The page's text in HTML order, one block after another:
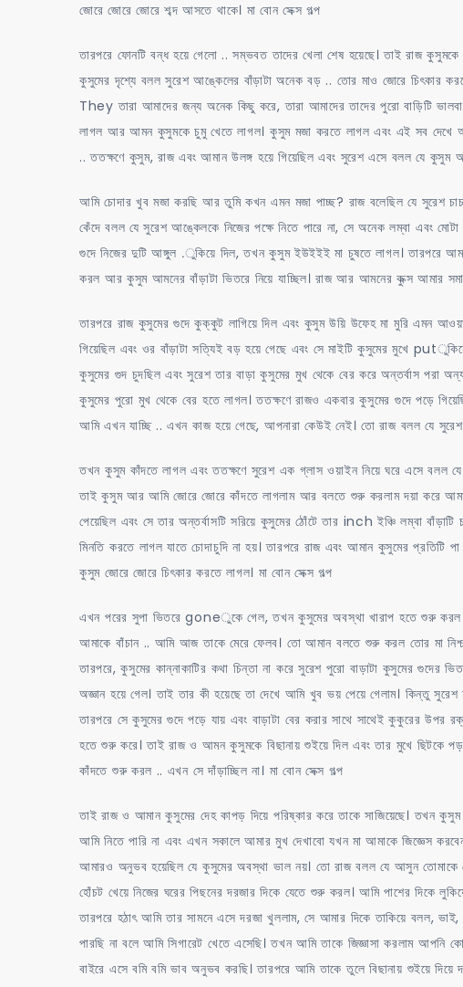
জোরে জোরে জোরে শব্দ আসতে থাকে। মা বোন সেক্স গল্প
তারপরে ফোনটি বন্ধ হয়ে গেলো .. সম্ভবত তাদের খেলা শেষ হয়েছে। তাই রাজ
কুসুমের দৃশ্যে বলল সুরেশ আঙ্কেলের বাঁড়াটা অনেক বড় .. তোর মাও জোরে চিৎকার
They তারা আমাদের জন্য অনেক কিছু করে, তারা আমাদের তাদের পুরো বাড়িটি
লাগল আর আমন কুসুমকে চুমু খেতে লাগল। কুসুম মজা করতে লাগল এবং এই সব দেখে
.. ততক্ষণে কুসুম, রাজ এবং আমান উলঙ্গ হয়ে গিয়েছিল এবং সুরেশ এসে বলল যে কুসুম
আমি চোদার খুব মজা করছি আর তুমি কখন এমন মজা পাচ্ছ? রাজ বলেছিল যে সুরেশ
কেঁদে বলল যে সুরেশ আঙ্কেলকে নিজের পক্ষে নিতে পারে না, সে অনেক লম্বা এবং
গুদে নিজের দুটি আঙ্গুল .ুকিয়ে দিল, তখন কুসুম ইউইইই মা চুষতে লাগল। তারপরে
করল আর কুসুম আমনের বাঁড়াটা ভিতরে নিয়ে যাচ্ছিল। রাজ আর আমনের কুক্স আমার
তারপরে রাজ কুসুমের গুদে কুক্কুট লাগিয়ে দিল এবং কুসুম উয়ি উফেহ মা মুরি এমন
গিয়েছিল এবং ওর বাঁড়াটা সত্যিই বড় হয়ে গেছে এবং সে মাইটি কুসুমের মুখে
কুসুমের গুদ চুদছিল এবং সুরেশ তার বাড়া কুসুমের মুখ থেকে বের করে অন্তর্বাস পরা
কুসুমের পুরো মুখ থেকে বের হতে লাগল। ততক্ষণে রাজও একবার কুসুমের গুদে পড়ে
আমি এখন যাচ্ছি .. এখন কাজ হয়ে গেছে, আপনারা কেউই নেই। তো রাজ বলল যে
তখন কুসুম কাঁদতে লাগল এবং ততক্ষণে সুরেশ এক গ্লাস ওয়াইন নিয়ে ঘরে এসে
তাই কুসুম আর আমি জোরে জোরে কাঁদতে লাগলাম আর বলতে শুরু করলাম দয়া করে
পেয়েছিল এবং সে তার অন্তর্বাসটি সরিয়ে কুসুমের ঠোঁটে তার inch ইঞ্চি লম্বা
মিনতি করতে লাগল যাতে চোদাচুদি না হয়। তারপরে রাজ এবং আমান কুসুমের
কুসুম জোরে জোরে চিৎকার করতে লাগল। মা বোন সেক্স গল্প
এখন পরের সুপা ভিতরে goneুকে গেল, তখন কুসুমের অবস্থা খারাপ হতে শুরু করল
আমাকে বাঁচান .. আমি আজ তাকে মেরে ফেলব। তো আমান বলতে শুরু করল তোর মা
তারপরে, কুসুমের কান্নাকাটির কথা চিন্তা না করে সুরেশ পুরো বাড়াটা কুসুমের
অজ্ঞান হয়ে গেল। তাই তার কী হয়েছে তা দেখে আমি খুব ভয় পেয়ে গেলাম। কিন্তু
তারপরে সে কুসুমের গুদে পড়ে যায় এবং বাড়াটা বের করার সাথে সাথেই কুকুরের
হতে শুরু করে। তাই রাজ ও আমন কুসুমকে বিছানায় শুইয়ে দিল এবং তার মুখে ছিটকে
কাঁদতে শুরু করল .. এখন সে দাঁড়াচ্ছিল না। মা বোন সেক্স গল্প
তাই রাজ ও আমান কুসুমের দেহ কাপড় দিয়ে পরিষ্কার করে তাকে সাজিয়েছে। তখন
আমি নিতে পারি না এবং এখন সকালে আমার মুখ দেখাবো যখন মা আমাকে জিজ্ঞেস
আমারও অনুভব হয়েছিল যে কুসুমের অবস্থা ভাল নয়। তো রাজ বলল যে আসুন তোমাকে
হোঁচট খেয়ে নিজের ঘরের পিছনের দরজার দিকে যেতে শুরু করল। আমি পাশের দিকে
তারপরে হঠাৎ আমি তার সামনে এসে দরজা খুললাম, সে আমার দিকে তাকিয়ে বলল,
পারছি না বলে আমি সিগারেট খেতে এসেছি। তখন আমি তাকে জিজ্ঞাসা করলাম আপনি
বাইরে এসে বমি বমি ভাব অনুভব করছি। তারপরে আমি তাকে তুলে বিছানায় শুইয়ে